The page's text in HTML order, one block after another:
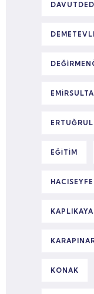
EĞITIM
KAPLIKAYA
KONAK